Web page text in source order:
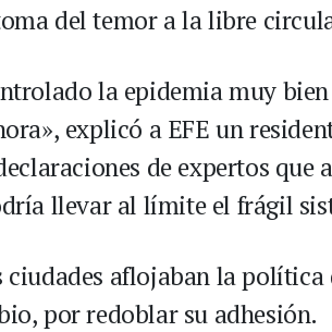
del temor a la libre
la epidemia muy
explicó a EFE un
de expertos que
llevar al límite el frágil
ciudades aflojaban la política
por redoblar su adhesión.